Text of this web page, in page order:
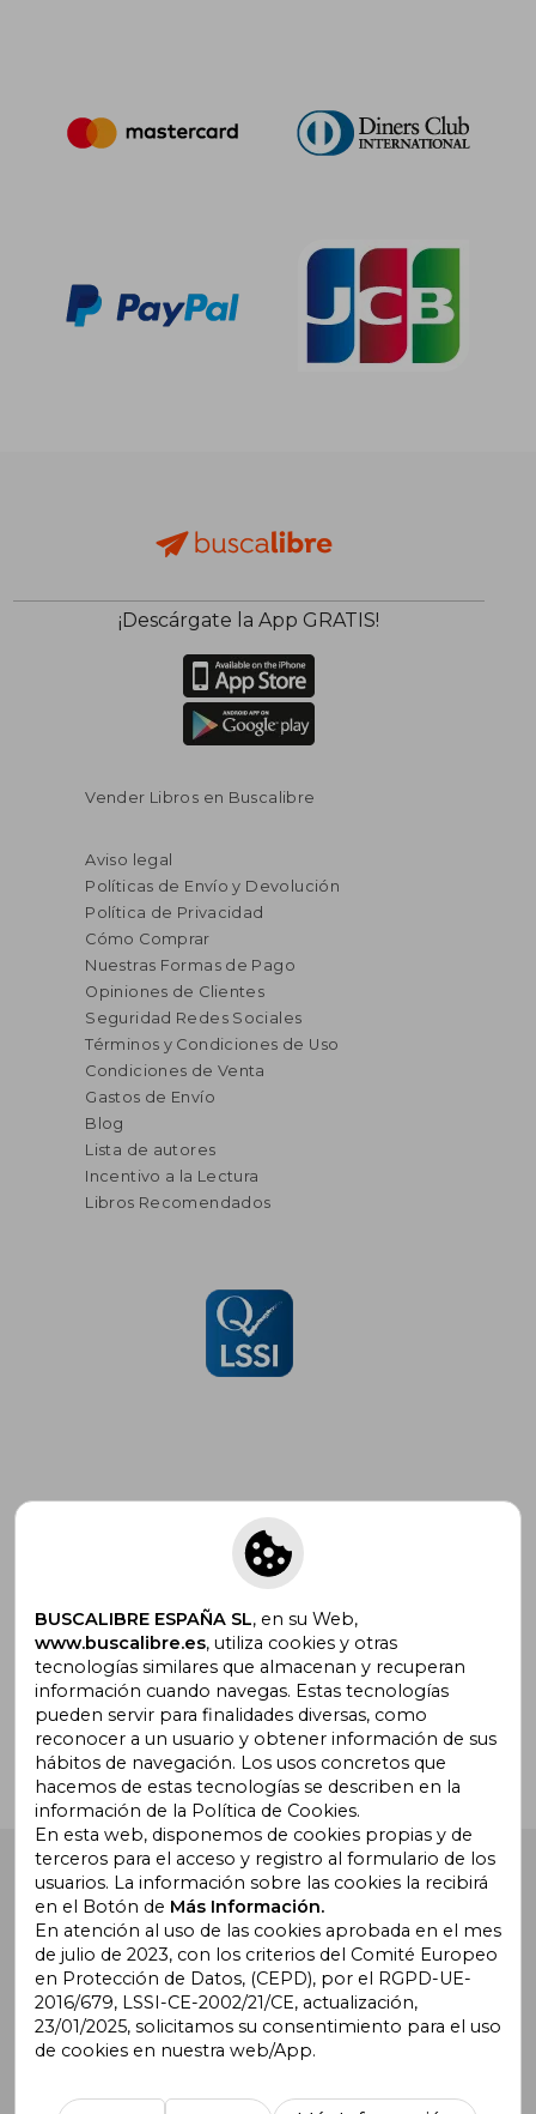
¡Descárgate la App GRATIS!
Vender Libros en Buscalibre
Aviso legal
Políticas de Envío y Devolución
Política de Privacidad
Cómo Comprar
Nuestras Formas de Pago
Opiniones de Clientes
Seguridad Redes Sociales
Términos y Condiciones de Uso
Condiciones de Venta
Gastos de Envío
Blog
Lista de autores
Incentivo a la Lectura
Libros Recomendados
Suscríbete para recibir ofertas y
promociones
¿Necesitas ayuda?
Ir a Centro de Soporte
Buscalibre España . Calle Energía, 65, Nave 3 (08940),
Cornellà de Llobregat, Barcelona. Derechos Reservados.
Buscalibre Argentina| Buscalibre Chile
Buscalibre Uruguay|Buscalibre México|Buscalibre
BUSCALIBRE ESPAÑA SL, en su Web,
www.buscalibre.es, utiliza cookies y otras
tecnologías similares que almacenan y recuperan
información cuando navegas. Estas tecnologías
pueden servir para finalidades diversas, como
reconocer a un usuario y obtener información de sus
hábitos de navegación. Los usos concretos que
hacemos de estas tecnologías se describen en la
información de la Política de Cookies.
En esta web, disponemos de cookies propias y de
terceros para el acceso y registro al formulario de los
usuarios. La información sobre las cookies la recibirá
en el Botón de Más Información.
En atención al uso de las cookies aprobada en el mes
de julio de 2023, con los criterios del Comité Europeo
en Protección de Datos, (CEPD), por el RGPD-UE-
2016/679, LSSI-CE-2002/21/CE, actualización,
23/01/2025, solicitamos su consentimiento para el uso
de cookies en nuestra web/App.